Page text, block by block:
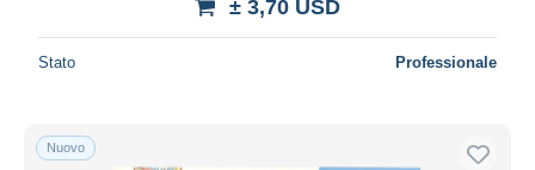
± 3,70 USD
Stato Professionale
Nuovo